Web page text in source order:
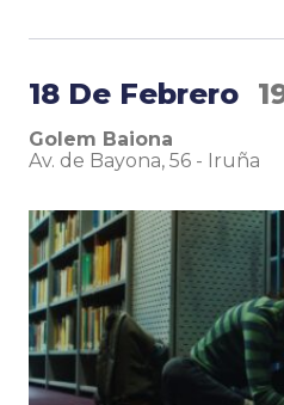
18 De Febrero
Golem Baiona
Av. de Bayona, 56 - Iruña